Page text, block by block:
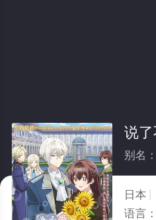
日本
语言：